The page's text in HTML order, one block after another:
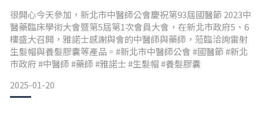
屆第1次會員大會花絮
很開心今天參加，新北市中醫師公會慶祝第93屆國醫節 2023中
醫藥臨床學術大會暨第5屆第1次會員大會，在新北市政府5、6
樓盛大召開，雅諾士感謝與會的中醫師與藥師，蒞臨洽詢雷射
生髮帽與養髮膠囊等產品。#新北市中醫師公會 #國醫節 #新北
市政府 #中醫師 #藥師 #雅諾士 #生髮帽 #養髮膠囊
2025-01-20